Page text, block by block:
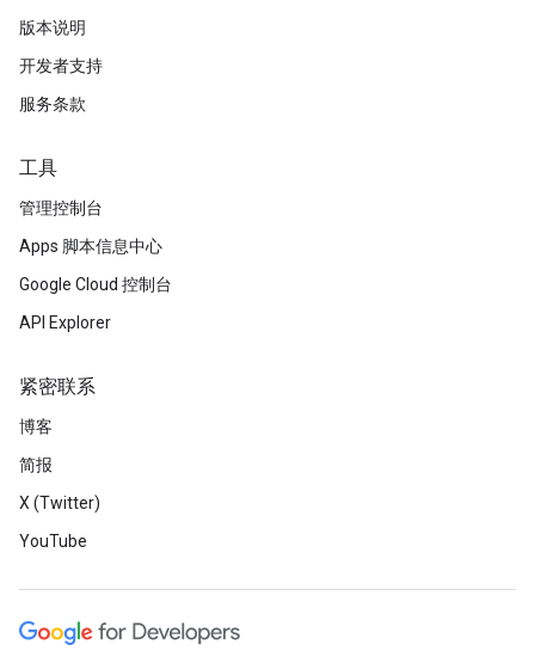
版本说明
开发者支持
服务条款
工具
管理控制台
Apps 脚本信息中心
Google Cloud 控制台
API Explorer
紧密联系
博客
简报
X (Twitter)
YouTube